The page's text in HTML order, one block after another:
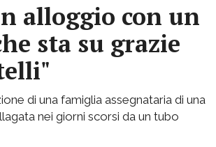
alloggio con un
sta su grazie
di una famiglia assegnataria di una
nei giorni scorsi da un tubo